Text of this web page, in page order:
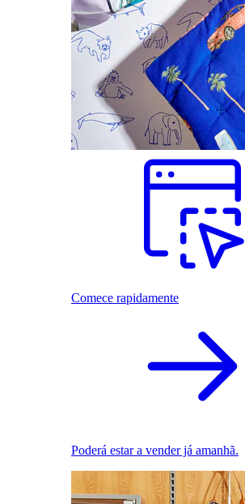
Comece rapidamente
Poderá estar a vender já amanhã.